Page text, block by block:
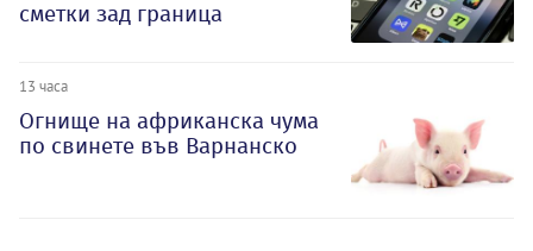
сметки зад граница
13 часа
Огнище на африканска чума
по свинете във Варнанско